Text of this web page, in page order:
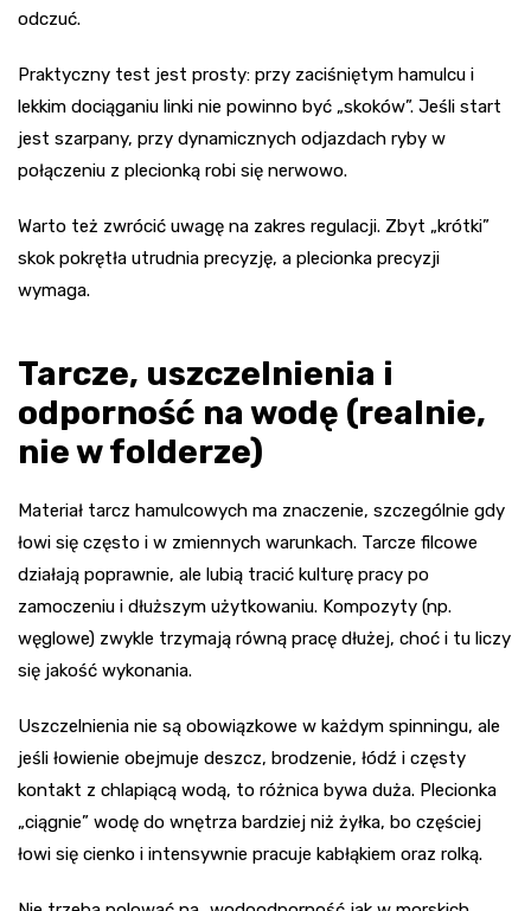
odczuć.
Praktyczny test jest prosty: przy zaciśniętym hamulcu i
lekkim dociąganiu linki nie powinno być „skoków”. Jeśli start
jest szarpany, przy dynamicznych odjazdach ryby w
połączeniu z plecionką robi się nerwowo.
Warto też zwrócić uwagę na zakres regulacji. Zbyt „krótki”
skok pokrętła utrudnia precyzję, a plecionka precyzji
wymaga.
Tarcze, uszczelnienia i
odporność na wodę (realnie,
nie w folderze)
Materiał tarcz hamulcowych ma znaczenie, szczególnie gdy
łowi się często i w zmiennych warunkach. Tarcze filcowe
działają poprawnie, ale lubią tracić kulturę pracy po
zamoczeniu i dłuższym użytkowaniu. Kompozyty (np.
węglowe) zwykle trzymają równą pracę dłużej, choć i tu liczy
się jakość wykonania.
Uszczelnienia nie są obowiązkowe w każdym spinningu, ale
jeśli łowienie obejmuje deszcz, brodzenie, łódź i częsty
kontakt z chlapiącą wodą, to różnica bywa duża. Plecionka
„ciągnie” wodę do wnętrza bardziej niż żyłka, bo częściej
łowi się cienko i intensywnie pracuje kabłąkiem oraz rolką.